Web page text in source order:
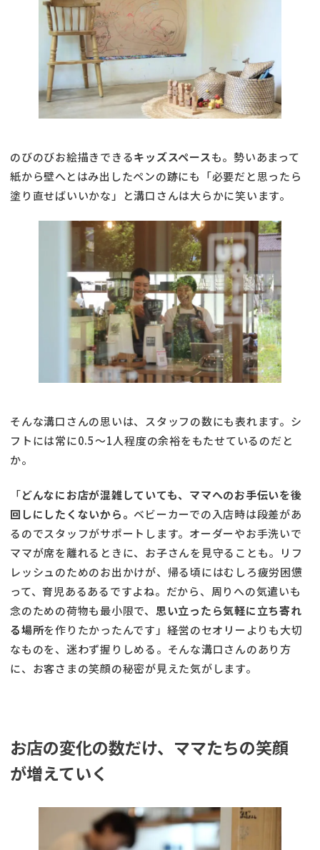
のびのびお絵描きできるキッズスペースも。勢いあまって
紙から壁へとはみ出したペンの跡にも「必要だと思ったら
塗り直せばいいかな」と溝口さんは大らかに笑います。
そんな溝口さんの思いは、スタッフの数にも表れます。シ
フトには常に0.5～1人程度の余裕をもたせているのだと
か。
「どんなにお店が混雑していても、ママへのお手伝いを後
回しにしたくないから。 ベビーカーでの入店時は段差があ
るのでスタッフがサポートします。オーダーやお手洗いで
ママが席を離れるときに、お子さんを見守ることも。リフ
レッシュのためのお出かけが、帰る頃にはむしろ疲労困憊
って、育児あるあるですよね。だから、周りへの気遣いも
念のための荷物も最小限で、 思い立ったら気軽に立ち寄れ
る場所を作りたかったんです」――経営のセオリーよりも大切
なものを、迷わず握りしめる。そんな溝口さんのあり方
に、お客さまの笑顔の秘密が見えた気がします。
お店の変化の数だけ、ママたちの笑顔
が増えていく